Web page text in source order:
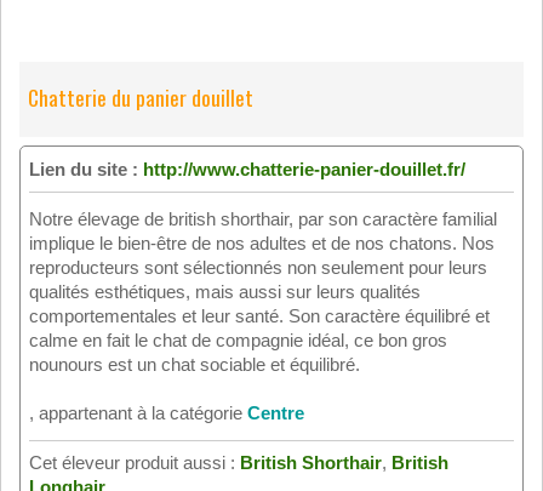
Chatterie du panier douillet
Lien du site : http://www.chatterie-panier-douillet.fr/
Notre élevage de british shorthair, par son caractère familial
implique le bien-être de nos adultes et de nos chatons. Nos
reproducteurs sont sélectionnés non seulement pour leurs
qualités esthétiques, mais aussi sur leurs qualités
comportementales et leur santé. Son caractère équilibré et
calme en fait le chat de compagnie idéal, ce bon gros
nounours est un chat sociable et équilibré.
, appartenant à la catégorie Centre
Cet éleveur produit aussi : British Shorthair, British